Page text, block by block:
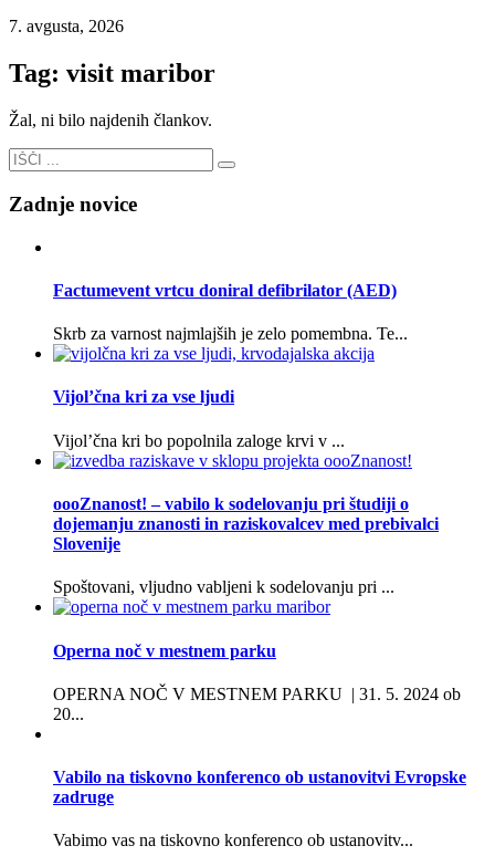
7. avgusta, 2026
Tag: visit maribor
Žal, ni bilo najdenih člankov.
Zadnje novice
Factumevent vrtcu doniral defibrilator (AED)
Skrb za varnost najmlajših je zelo pomembna. Te...
Vijol’čna kri za vse ljudi
Vijol’čna kri bo popolnila zaloge krvi v ...
oooZnanost! – vabilo k sodelovanju pri študiji o
dojemanju znanosti in raziskovalcev med prebivalci
Slovenije
Spoštovani, vljudno vabljeni k sodelovanju pri ...
Operna noč v mestnem parku
OPERNA NOČ V MESTNEM PARKU | 31. 5. 2024 ob
20...
Vabilo na tiskovno konferenco ob ustanovitvi Evropske
zadruge
Vabimo vas na tiskovno konferenco ob ustanovitv...